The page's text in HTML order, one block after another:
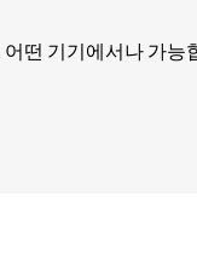
떤 기기에서나 가능